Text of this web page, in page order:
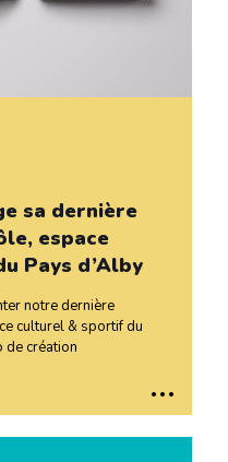
sa dernière
espace
Pays d’Alby
notre dernière
culturel & sportif du
de création
...